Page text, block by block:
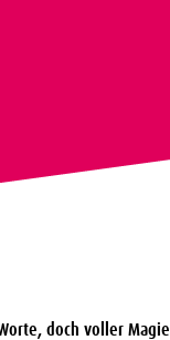
doch voller Magie